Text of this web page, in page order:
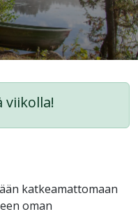
viikolla!
katkeamattomaan
oman